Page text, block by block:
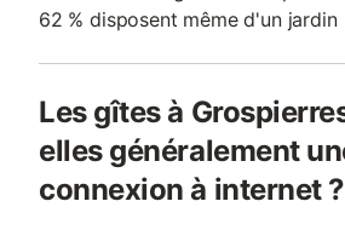
62 % disposent même d'un jardin
Les gîtes à
elles généralement
connexion à internet ?